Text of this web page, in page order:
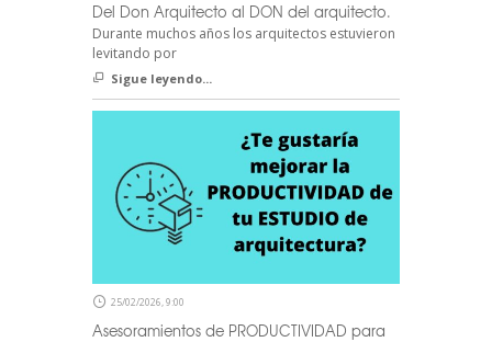
Del Don Arquitecto al DON del arquitecto.
Durante muchos años los arquitectos estuvieron
levitando por
Sigue leyendo...
25/02/2026, 9:00
Asesoramientos de PRODUCTIVIDAD para